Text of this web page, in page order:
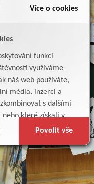
Více o cookies
funkcí
využíváme
náš web používáte,
média, inzerci a
s dalšími
které získali v
Povolit vše